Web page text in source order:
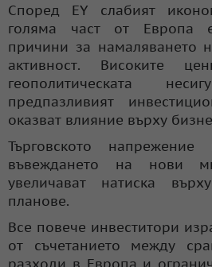
Според EY слабият
голяма част от Европа
причини за намаляването
активност. Високите
геополитическата
предпазливият
оказват влияние върху
Търговското
въвеждането на нови
увеличават натиска
планове.
Все повече инвеститори
от съчетанието между